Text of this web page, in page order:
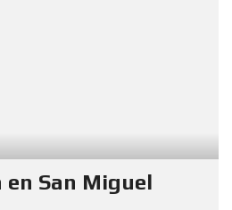
en San Miguel